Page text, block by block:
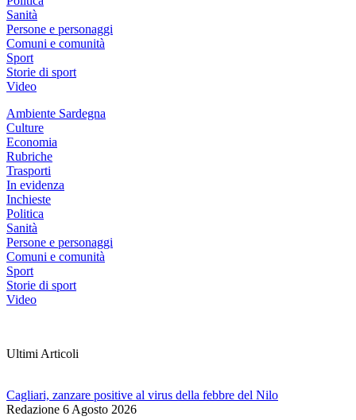
Sanità
Persone e personaggi
Comuni e comunità
Sport
Storie di sport
Video
Ambiente Sardegna
Culture
Economia
Rubriche
Trasporti
In evidenza
Inchieste
Politica
Sanità
Persone e personaggi
Comuni e comunità
Sport
Storie di sport
Video
Ultimi Articoli
Cagliari, zanzare positive al virus della febbre del Nilo
Redazione 6 Agosto 2026